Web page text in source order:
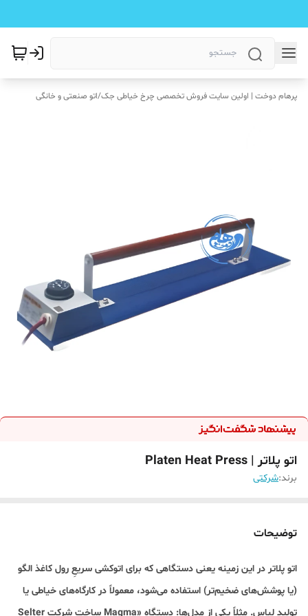
پرهام دوخت | اولین سایت فروش تخصصی چرخ خیاطی جک/اتو صنعتی و خانگی
اتو پلاتر | Platen Heat Press
برند:شرکتی
توضیحات
اتو پلاتر در این زمینه یعنی دستگاهی که برای اتوکشی سریعِ رول کاغذ الگو
(یا پوشش‌های ضخیم‌تر) استفاده می‌شود، معمولاً در کارگاه‌های خیاطی یا
تولید لباس. مثلاً یکی از مدل‌ها: دستگاه «Magma ساخت شرکت Selter